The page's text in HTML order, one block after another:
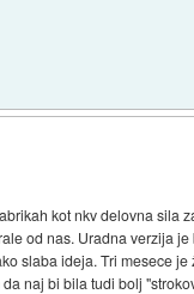
kot nkv delovna sila
od nas. Uradna verzija je
slaba ideja. Tri mesece je
naj bi bila tudi bolj